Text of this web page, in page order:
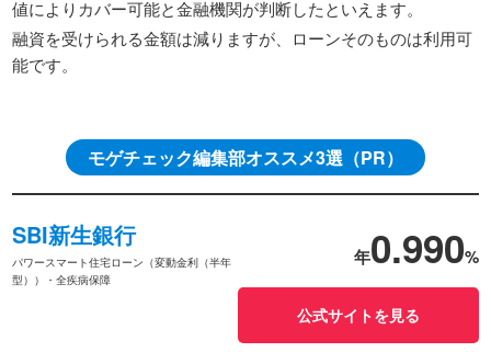
値によりカバー可能と金融機関が判断したといえます。
融資を受けられる金額は減りますが、ローンそのものは利用可
能です。
モゲチェック編集部オススメ3選（PR）
SBI新生銀行
パワースマート住宅ローン（変動金利（半年
型））・全疾病保障
年0.990%
公式サイトを見る